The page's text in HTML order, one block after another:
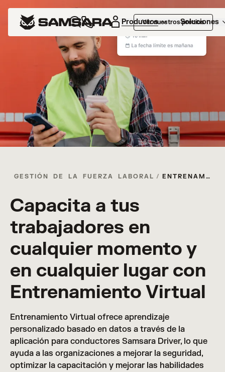
Productos Soluciones
Ver nuestros precios
GESTIÓN DE LA FUERZA LABORAL / ENTRENAMIENTO VIRTUAL
Capacita a tus
trabajadores en
cualquier momento y
en cualquier lugar con
Entrenamiento Virtual
Entrenamiento Virtual ofrece aprendizaje
personalizado basado en datos a través de la
aplicación para conductores Samsara Driver, lo que
ayuda a las organizaciones a mejorar la seguridad,
optimizar la capacitación y mejorar las habilidades